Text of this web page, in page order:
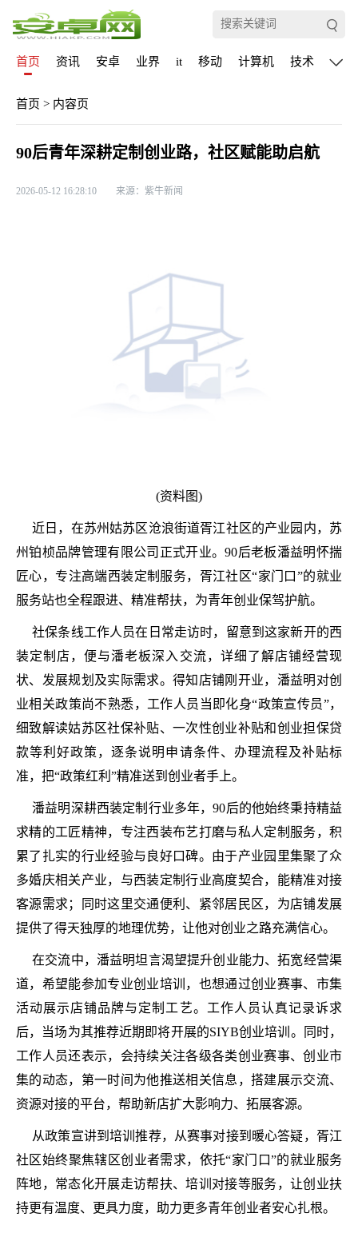
首页 资讯 安卓 业界 it 移动 计算机 技术 通信
首页 > 内容页
90后青年深耕定制创业路，社区赋能助启航
2026-05-12 16:28:10 来源：紫牛新闻
(资料图)
近日，在苏州姑苏区沧浪街道胥江社区的产业园内，苏
州铂桢品牌管理有限公司正式开业。90后老板潘益明怀揣
匠心，专注高端西装定制服务，胥江社区“家门口”的就业
服务站也全程跟进、精准帮扶，为青年创业保驾护航。
社保条线工作人员在日常走访时，留意到这家新开的西
装定制店，便与潘老板深入交流，详细了解店铺经营现
状、发展规划及实际需求。得知店铺刚开业，潘益明对创
业相关政策尚不熟悉，工作人员当即化身“政策宣传员”，
细致解读姑苏区社保补贴、一次性创业补贴和创业担保贷
款等利好政策，逐条说明申请条件、办理流程及补贴标
准，把“政策红利”精准送到创业者手上。
潘益明深耕西装定制行业多年，90后的他始终秉持精益
求精的工匠精神，专注西装布艺打磨与私人定制服务，积
累了扎实的行业经验与良好口碑。由于产业园里集聚了众
多婚庆相关产业，与西装定制行业高度契合，能精准对接
客源需求；同时这里交通便利、紧邻居民区，为店铺发展
提供了得天独厚的地理优势，让他对创业之路充满信心。
在交流中，潘益明坦言渴望提升创业能力、拓宽经营渠
道，希望能参加专业创业培训，也想通过创业赛事、市集
活动展示店铺品牌与定制工艺。工作人员认真记录诉求
后，当场为其推荐近期即将开展的SIYB创业培训。同时，
工作人员还表示，会持续关注各级各类创业赛事、创业市
集的动态，第一时间为他推送相关信息，搭建展示交流、
资源对接的平台，帮助新店扩大影响力、拓展客源。
从政策宣讲到培训推荐，从赛事对接到暖心答疑，胥江
社区始终聚焦辖区创业者需求，依托“家门口”的就业服务
阵地，常态化开展走访帮扶、培训对接等服务，让创业扶
持更有温度、更具力度，助力更多青年创业者安心扎根。